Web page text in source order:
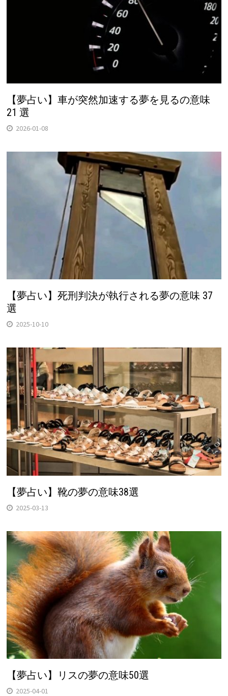
【夢占い】車が突然加速する夢を見るの意味
21 選
2026-01-08
【夢占い】死刑判決が執行される夢の意味 37
選
2025-10-10
【夢占い】靴の夢の意味38選
2025-03-13
【夢占い】リスの夢の意味50選
2025-04-01